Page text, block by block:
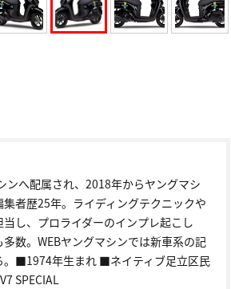
ンへ配属され、2018年からヤングマシ
者歴25年。ライディングテクニックや
し、プロライダーのインプレ起こし
多数。WEBヤングマシンでは新車系の記
。■1974年生まれ ■ネイティブ足立区民
SPECIAL